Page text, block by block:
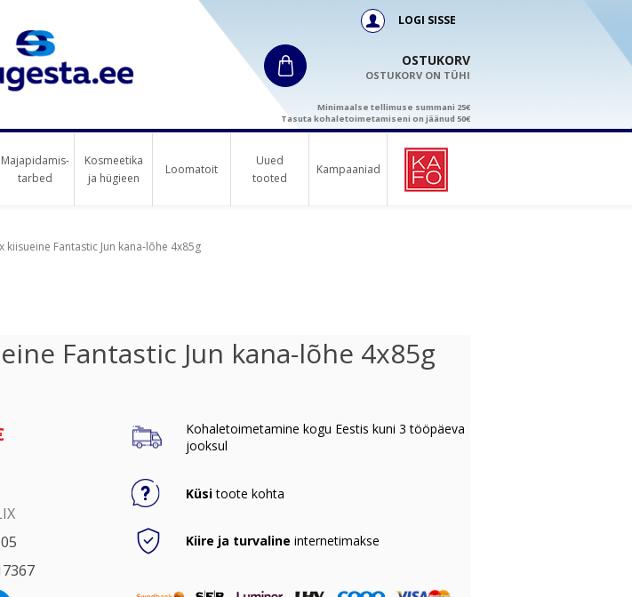
LOGI SISSE
OSTUKORV
OSTUKORV ON TÜHI
Minimaalse tellimuse summani 25€
Tasuta kohaletoimetamiseni on jäänud 50€
Majapidamis-
tarbed
Kosmeetika
ja hügieen
Loomatoit
Uued
tooted
Kampaaniad
kiisueine Fantastic Jun kana-lõhe 4x85g
Fantastic Jun kana-lõhe 4x85g
Kohaletoimetamine kogu Eestis kuni 3 tööpäeva
jooksul
Küsitoote kohta
Kiire ja turvaline internetimakse